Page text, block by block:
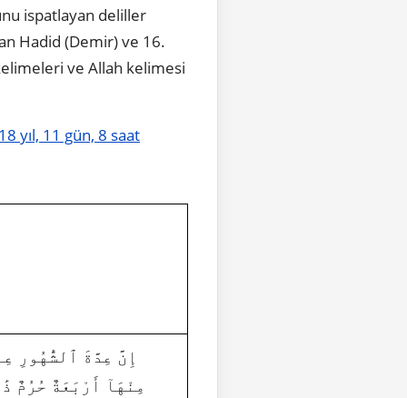
ispatlayan deliller
Hadid (Demir) ve 16.
ve Allah kelimesi
yıl, 11 gün, 8 saat
1271|9|36|إِنَّ عِدَّةَ
مِنْهَآ أَرْبَعَةٌ حُرُمٌ